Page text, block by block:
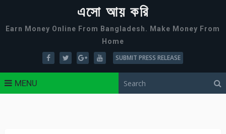
এসো আয় করি
Earn Money Online From Bangladesh. Make Money From
Home
SUBMIT PRESS RELEASE
MENU